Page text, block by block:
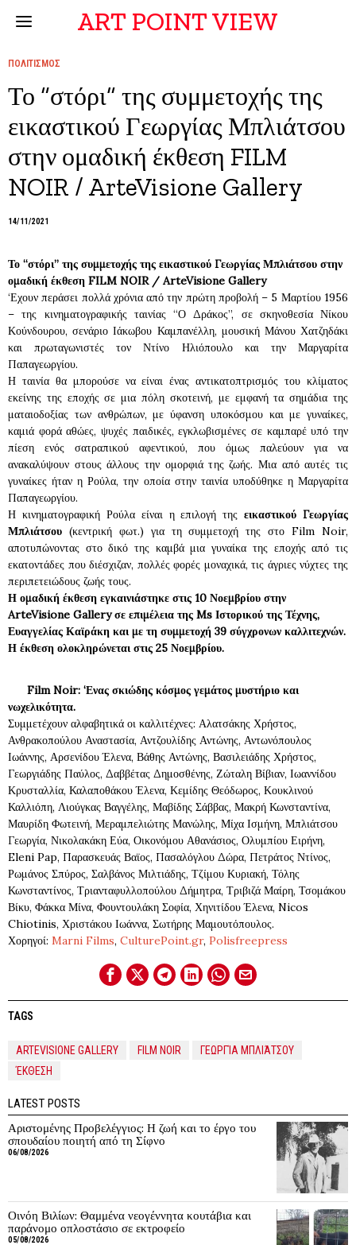
ART POINT VIEW
ΠΟΛΙΤΙΣΜΟΣ
Το “στόρι” της συμμετοχής της
εικαστικού Γεωργίας Μπλιάτσου
στην ομαδική έκθεση FILM
NOIR / ArteVisione Gallery
14/11/2021
Το “στόρι” της συμμετοχής της εικαστικού Γεωργίας Μπλιάτσου στην
ομαδική έκθεση FILM NOIR / ArteVisione Gallery
‘Εχουν περάσει πολλά χρόνια από την πρώτη προβολή – 5 Μαρτίου 1956
– της κινηματογραφικής ταινίας “Ο Δράκος”, σε σκηνοθεσία Νίκου
Κούνδουρου, σενάριο Ιάκωβου Καμπανέλλη, μουσική Μάνου Χατζηδάκι
και πρωταγωνιστές τον Ντίνο Ηλιόπουλο και την Μαργαρίτα
Παπαγεωργίου.
Η ταινία θα μπορούσε να είναι ένας αντικατοπτρισμός του κλίματος
εκείνης της εποχής σε μια πόλη σκοτεινή, με εμφανή τα σημάδια της
ματαιοδοξίας των ανθρώπων, με ύφανση υποκόσμου και με γυναίκες,
καμιά φορά αθώες, ψυχές παιδικές, εγκλωβισμένες σε καμπαρέ υπό την
πίεση ενός σατραπικού αφεντικού, που όμως παλεύουν για να
ανακαλύψουν στους άλλους την ομορφιά της ζωής. Μια από αυτές τις
γυναίκες ήταν η Ρούλα, την οποία στην ταινία υποδύθηκε η Μαργαρίτα
Παπαγεωργίου.
Η κινηματογραφική Ρούλα είναι η επιλογή τηςεικαστικού Γεωργίας
Μπλιάτσου (κεντρική φωτ.) για τη συμμετοχή της στο Film Noir,
αποτυπώνοντας στο δικό της καμβά μια γυναίκα της εποχής από τις
εκατοντάδες που διέσχιζαν, πολλές φορές μοναχικά, τις άγριες νύχτες της
περιπετειώδους ζωής τους.
Η ομαδική έκθεση εγκαινιάστηκε στις 10 Νοεμβρίου στην
ArteVisione Gallery σε επιμέλεια της Ms Ιστορικού της Τέχνης,
Ευαγγελίας Καϊράκη και με τη συμμετοχή 39 σύγχρονων καλλιτεχνών.
Η έκθεση ολοκληρώνεται στις 25 Νοεμβρίου.
Film Noir: ‘Ενας σκιώδης κόσμος γεμάτος μυστήριο και
νωχελικότητα.
Συμμετέχουν αλφαβητικά οι καλλιτέχνες: Αλατσάκης Χρήστος,
Ανθρακοπούλου Αναστασία, Αντζουλίδης Αντώνης, Αντωνόπουλος
Ιωάννης, Αρσενίδου Έλενα, Βάθης Αντώνης, Βασιλειάδης Χρήστος,
Γεωργιάδης Παύλος, Δαββέτας Δημοσθένης, Ζώταλη Βίβιαν, Ιωαννίδου
Κρυσταλλία, Καλαποθάκου Έλενα, Κεμίδης Θεόδωρος, Κουκλινού
Καλλιόπη, Λιούγκας Βαγγέλης, Μαβίδης Σάββας, Μακρή Κωνσταντίνα,
Μαυρίδη Φωτεινή, Μεραμπελιώτης Μανώλης, Μίχα Ισμήνη, Μπλιάτσου
Γεωργία, Νικολακάκη Εύα, Οικονόμου Αθανάσιος, Ολυμπίου Ειρήνη,
Eleni Pap, Παρασκευάς Βαϊος, Πασαλόγλου Δώρα, Πετράτος Ντίνος,
Ρωμάνος Σπύρος, Σαλβάνος Μιλτιάδης, Τζίμου Κυριακή, Τόλης
Κωνσταντίνος, Τριανταφυλλοπούλου Δήμητρα, Τριβιζά Μαίρη, Τσομάκου
Βίκυ, Φάκκα Μίνα, Φουντουλάκη Σοφία, Χηνιτίδου Έλενα, Nicos
Chiotinis, Χριστάκου Ιωάννα, Σωτήρης Μαμουτόπουλος.
Χορηγοί: Marni Films, CulturePoint.gr, Polisfreepress
TAGS
ARTEVISIONE GALLERY FILM NOIR
ΓΕΩΡΓΊΑ ΜΠΛΙΆΤΣΟΥ
ΈΚΘΕΣΗ
LATEST POSTS
Αριστομένης Προβελέγγιος: Η ζωή και το έργο του
σπουδαίου ποιητή από τη Σίφνο
06/08/2026
Οινόη Βιλίων: Θαμμένα νεογέννητα κουτάβια και
παράνομο οπλοστάσιο σε εκτροφείο
05/08/2026